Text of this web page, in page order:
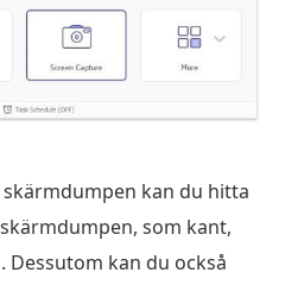
kan du hitta
som kant,
kan du också